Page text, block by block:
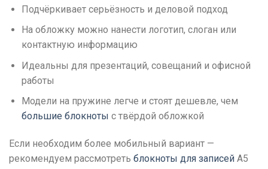
Подчёркивает серьёзность и деловой подход
На обложку можно нанести логотип, слоган или
контактную информацию
Идеальны для презентаций, совещаний и офисной
работы
Модели на пружине легче и стоят дешевле, чем
большие блокноты с твёрдой обложкой
Если необходим более мобильный вариант —
рекомендуем рассмотреть блокноты для записей А5